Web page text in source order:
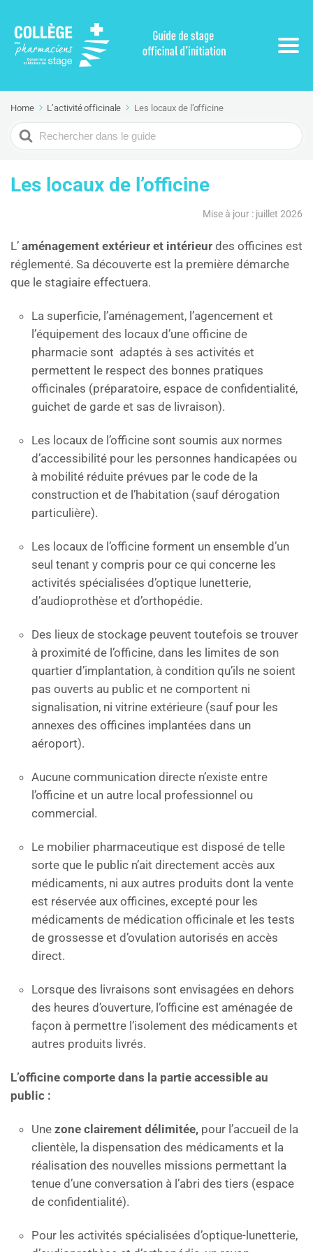
Home L’activité officinale Les locaux de l’officine
Search
For
Les locaux de l’officine
Mise à jour : juillet 2026
L’ aménagement extérieur et intérieur des officines est
réglementé. Sa découverte est la première démarche
que le stagiaire effectuera.
La superficie, l’aménagement, l’agencement et
l’équipement des locaux d’une officine de
pharmacie sont adaptés à ses activités et
permettent le respect des bonnes pratiques
officinales (préparatoire, espace de confidentialité,
guichet de garde et sas de livraison).
Les locaux de l’officine sont soumis aux normes
d’accessibilité pour les personnes handicapées ou
à mobilité réduite prévues par le code de la
construction et de l’habitation (sauf dérogation
particulière).
Les locaux de l’officine forment un ensemble d’un
seul tenant y compris pour ce qui concerne les
activités spécialisées d’optique lunetterie,
d’audioprothèse et d’orthopédie.
Des lieux de stockage peuvent toutefois se trouver
à proximité de l’officine, dans les limites de son
quartier d’implantation, à condition qu’ils ne soient
pas ouverts au public et ne comportent ni
signalisation, ni vitrine extérieure (sauf pour les
annexes des officines implantées dans un
aéroport).
Aucune communication directe n’existe entre
l’officine et un autre local professionnel ou
commercial.
Le mobilier pharmaceutique est disposé de telle
sorte que le public n’ait directement accès aux
médicaments, ni aux autres produits dont la vente
est réservée aux officines, excepté pour les
médicaments de médication officinale et les tests
de grossesse et d’ovulation autorisés en accès
direct.
Lorsque des livraisons sont envisagées en dehors
des heures d’ouverture, l’officine est aménagée de
façon à permettre l’isolement des médicaments et
autres produits livrés.
L’officine comporte dans la partie accessible au
public :
Une zone clairement délimitée, pour l’accueil de la
clientèle, la dispensation des médicaments et la
réalisation des nouvelles missions permettant la
tenue d’une conversation à l’abri des tiers (espace
de confidentialité).
Pour les activités spécialisées d’optique-lunetterie,